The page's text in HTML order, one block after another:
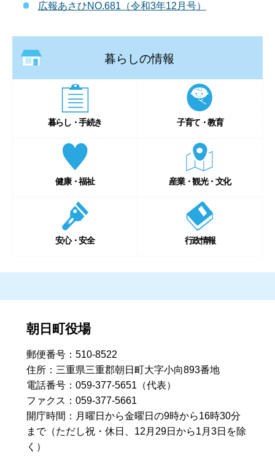
広報あさひNO.681（令和3年12月号）
暮らしの情報
暮らし・手続き 子育て・教育
健康・福祉 産業・観光・文化
安心・安全 行政情報
朝日町役場
郵便番号：510-8522
住所：三重県三重郡朝日町大字小向893番地
電話番号：059-377-5651（代表）
ファクス：059-377-5661
開庁時間：月曜日から金曜日の9時から16時30分
まで（ただし祝・休日、12月29日から1月3日を除
く）